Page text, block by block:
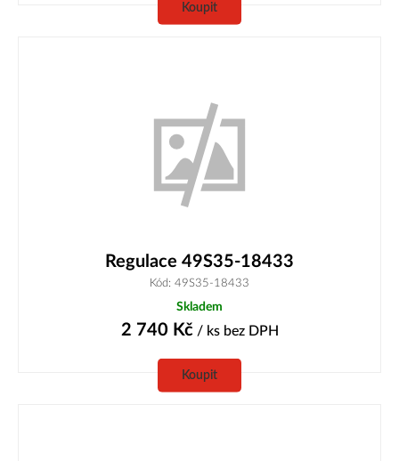
Koupit
Regulace 49S35-18433
Kód: 49S35-18433
Skladem
2 740 Kč/ ks bez DPH
Koupit